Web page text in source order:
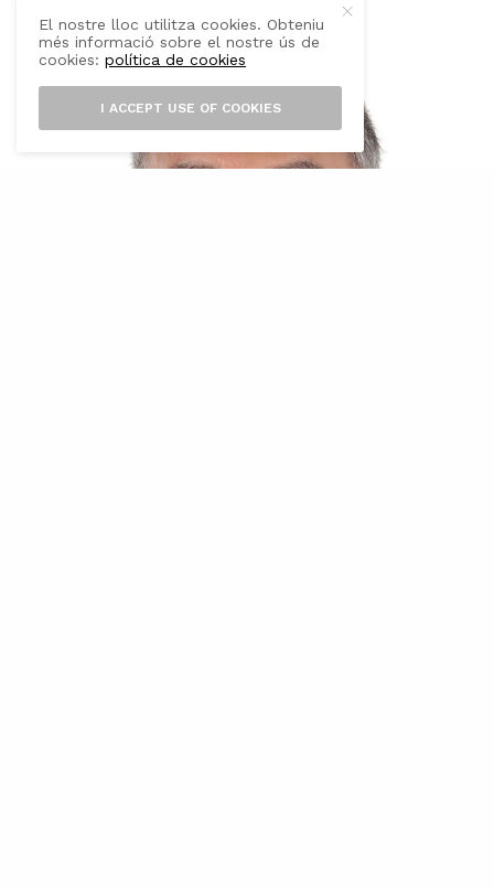
El nostre lloc utilitza cookies. Obteniu
més informació sobre el nostre ús de
cookies:política de cookies
I ACCEPT USE OF COOKIES